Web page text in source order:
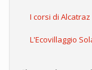
I corsi di Alcatraz
L'Ecovillaggio